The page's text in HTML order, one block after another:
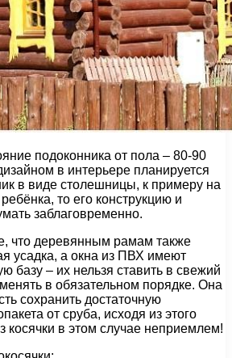
подоконника от пола – 80-90
в интерьере планируется
в виде столешницы, к примеру на
то его конструкцию и
заблаговременно.
что деревянным рамам также
усадка, а окна из ПВХ имеют
базу – их нельзя ставить в свежий
в обязательном порядке. Она
сохранить достаточную
от сруба, исходя из этого
косячки в этом случае неприемлем!